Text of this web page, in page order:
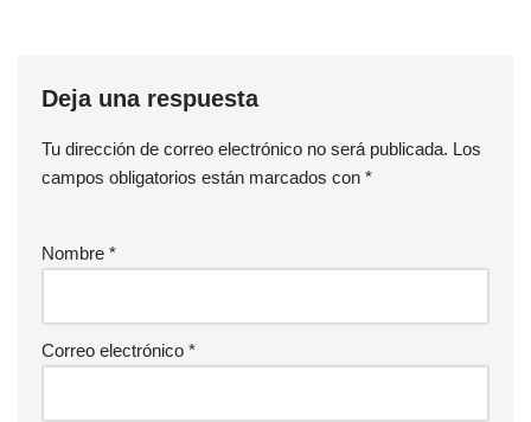
Deja una respuesta
Tu dirección de correo electrónico no será publicada. Los
campos obligatorios están marcados con *
Nombre *
Correo electrónico *